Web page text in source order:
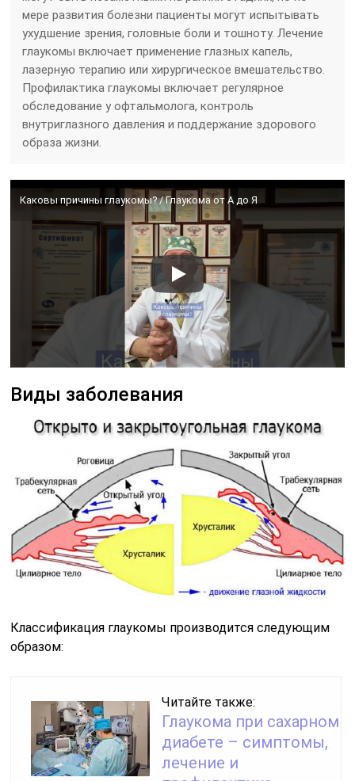
мере развития болезни пациенты могут испытывать
ухудшение зрения, головные боли и тошноту. Лечение
глаукомы включает применение глазных капель,
лазерную терапию или хирургическое вмешательство.
Профилактика глаукомы включает регулярное
обследование у офтальмолога, контроль
внутриглазного давления и поддержание здорового
образа жизни.
Каковы причины глаукомы? / Глаукома от А до Я
Виды заболевания
Классификация глаукомы производится следующим
образом:
Читайте также:
Глаукома при сахарном
диабете – симптомы,
лечение и